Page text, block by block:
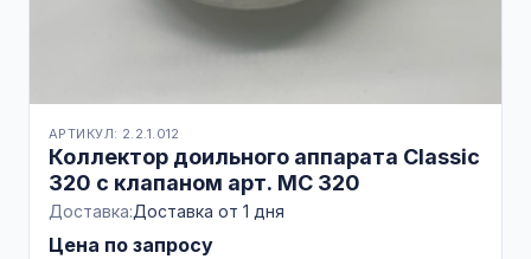
АРТИКУЛ: 2.2.1.012
Коллектор доильного аппарата Classic
320 с клапаном арт. MC 320
Доставка:Доставка от 1 дня
Цена по запросу